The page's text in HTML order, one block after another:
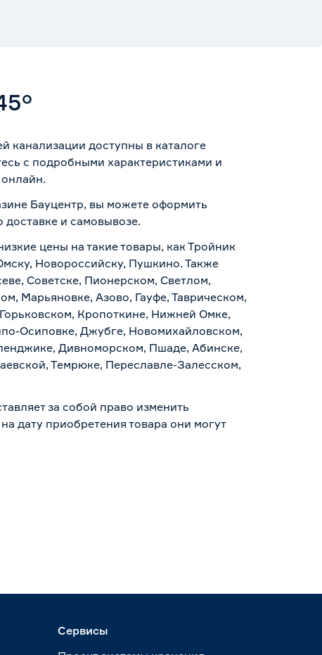
канализации доступны в каталоге
с подробными характеристиками и
Бауцентр, вы можете оформить
доставке и самовывозе.
цены на такие товары, как Тройник
Новороссийску, Пушкино. Также
Советске, Пионерском, Светлом,
Марьяновке, Азово, Гауфе, Таврическом,
Кропоткине, Нижней Омке,
Осиповке, Джубге, Новомихайловском,
Дивноморском, Пшаде, Абинске,
Темрюке, Переславле-Залесском,
за собой право изменить
дату приобретения товара они могут
Сервисы